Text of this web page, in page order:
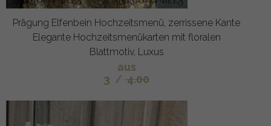
Prägung Elfenbein Hochzeitsmenü, zerrissene Kante
Elegante Hochzeitsmenükarten mit floralen
Blattmotiv, Luxus
aus
3 / 4.00